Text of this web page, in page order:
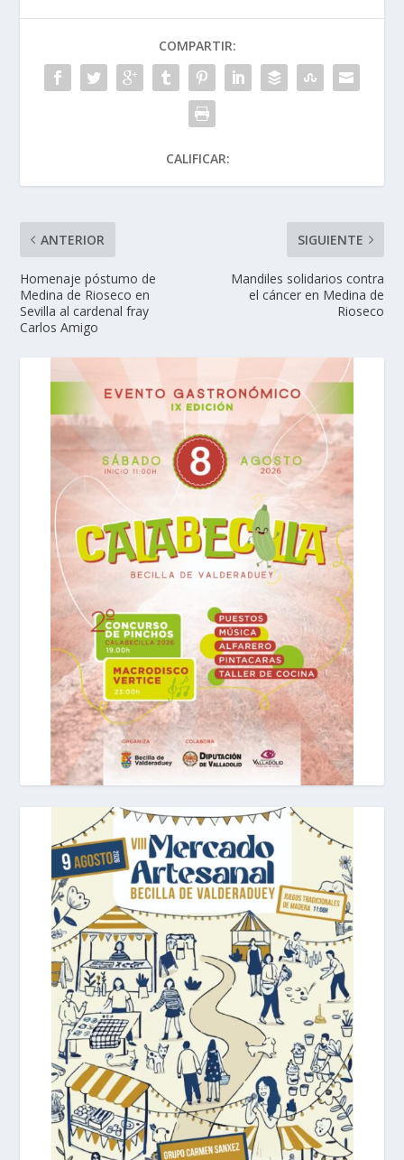
COMPARTIR:
CALIFICAR:
ANTERIOR
Homenaje póstumo de
Medina de Rioseco en
Sevilla al cardenal fray
Carlos Amigo
SIGUIENTE
Mandiles solidarios contra
el cáncer en Medina de
Rioseco